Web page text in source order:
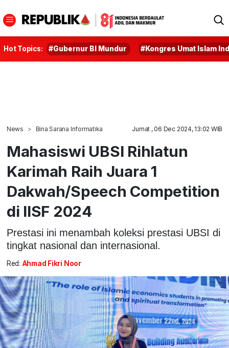
Hot Topics: #Gubernur BI Mundur #Kongres Umat Islam
News Bina Sarana Informatika Jumat , 06 Dec 2024, 13:02 WIB
Mahasiswi UBSI Rihlatun
Karimah Raih Juara 1
Dakwah/Speech Competition
di IISF 2024
Prestasi ini menambah koleksi prestasi UBSI di
tingkat nasional dan internasional.
Red: Ahmad Fikri Noor